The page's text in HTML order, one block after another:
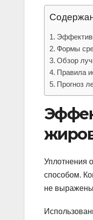
Формы
Обзор
Правила
Прогноз
Уплотнения
способом.
не